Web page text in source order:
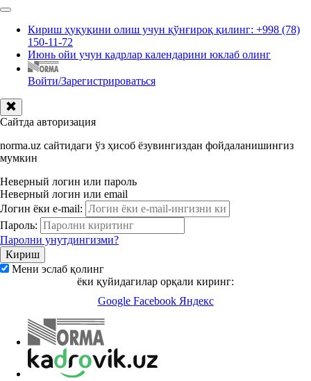
Кириш ҳуқуқини олиш учун қўнғироқ қилинг: +998 (78)
150-11-72
Июнь ойи учун кадрлар календарини юклаб олинг
Войти/Зарегистрироваться
Сайтда авторизация
norma.uz сайтидаги ўз ҳисоб ёзувингиздан фойдаланишингиз
мумкин
Неверный логин или пароль
Неверный логин или email
Логин ёки e-mail:
Пароль:
Паролни унутдингизми?
Мени эслаб қолинг
ёки қуйидагилар орқали киринг:
Google Facebook Яндекс